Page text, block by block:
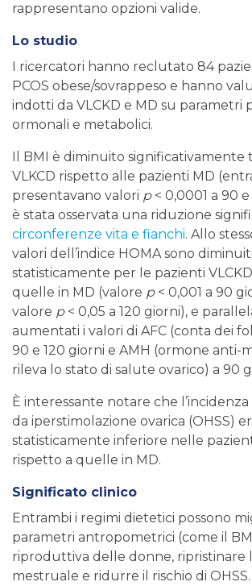
rappresentano opzioni valide.
Lo studio
I ricercatori hanno reclutato 84
PCOS obese/sovrappeso e hanno
indotti da VLCKD e MD su parametri
ormonali e metabolici.
Il BMI è diminuito significativamente
VLKCD rispetto alle pazienti MD
presentavano valori p< 0,0001 a 90
è stata osservata una riduzione
circonferenze vita e fianchi. Allo
valori dell’indice HOMA sono diminuiti
statisticamente per le pazienti
quelle in MD (valore p< 0,001 a 90
valore p< 0,05 a 120 giorni), e
aumentati i valori di AFC (conta dei
90 e 120 giorni e AMH (ormone anti-
rileva lo stato di salute ovarico) a 90
È interessante notare che
da iperstimolazione ovarica (OHSS)
statisticamente inferiore nelle
rispetto a quelle in MD.
Significato clinico
Entrambi i regimi dietetici possono
parametri antropometrici (come il
riproduttiva delle donne, ripristinare
mestruale e ridurre il rischio di